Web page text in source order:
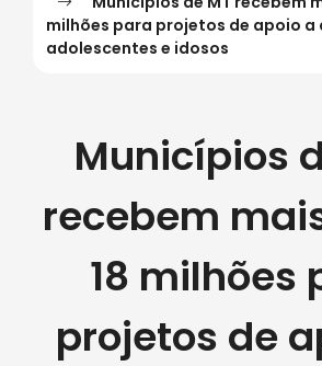
para
[alt+4]
milhões para projetos de apoio a
adolescentes e idosos
Municípios
recebem
18 milhões
projetos de